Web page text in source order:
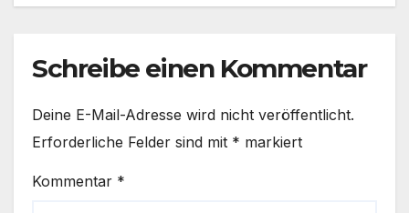
Schreibe einen Kommentar
Deine E-Mail-Adresse wird nicht veröffentlicht.
Erforderliche Felder sind mit * markiert
Kommentar *